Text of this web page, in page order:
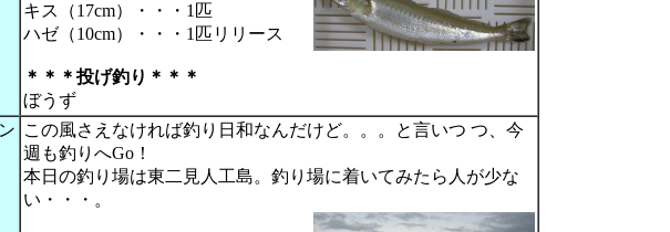
キス（17cm）・・・1匹
ハゼ（10cm）・・・1匹リリース
＊＊＊投げ釣り＊＊＊
ぼうず
この風さえなければ釣り日和なんだけど。。。と言いつ つ、今
週も釣りへGo！
本日の釣り場は東二見人工島。釣り場に着いてみたら人が少な
い・・・。